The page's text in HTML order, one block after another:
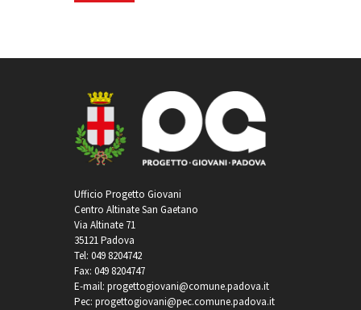
Ufficio Progetto Giovani
Centro Altinate San Gaetano
Via Altinate 71
35121 Padova
Tel: 049 8204742
Fax: 049 8204747
E-mail: progettogiovani@comune.padova.it
Pec: progettogiovani@pec.comune.padova.it